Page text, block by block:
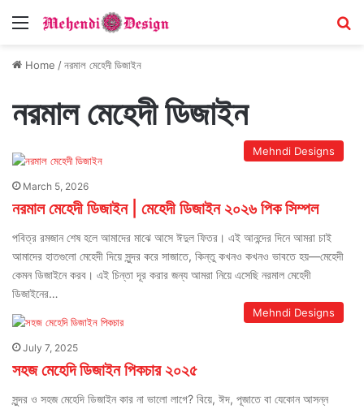
Menu
Home /নরমাল মেহেদী ডিজাইন
নরমাল মেহেদী ডিজাইন
Mehndi Designs
March 5, 2026
নরমাল মেহেদী ডিজাইন | মেহেদী ডিজাইন ২০২৬ পিক সিম্পল
পবিত্র রমজান শেষ হলে আমাদের মাঝে আসে ঈদুল ফিতর। এই আনন্দের দিনে আমরা চাই
আমাদের হাতগুলো মেহেদী দিয়ে সুন্দর করে সাজাতে, কিন্তু কখনও কখনও ভাবতে হয়—মেহেদী
কেমন ডিজাইনে করব। এই চিন্তা দূর করার জন্য আমরা নিয়ে এসেছি নরমাল মেহেদী
ডিজাইনের…
Mehndi Designs
July 7, 2025
সহজ মেহেদি ডিজাইন পিকচার ২০২৫
সুন্দর ও সহজ মেহেদি ডিজাইন কার না ভালো লাগে? বিয়ে, ঈদ, পূজাতে বা যেকোন আসন্ন